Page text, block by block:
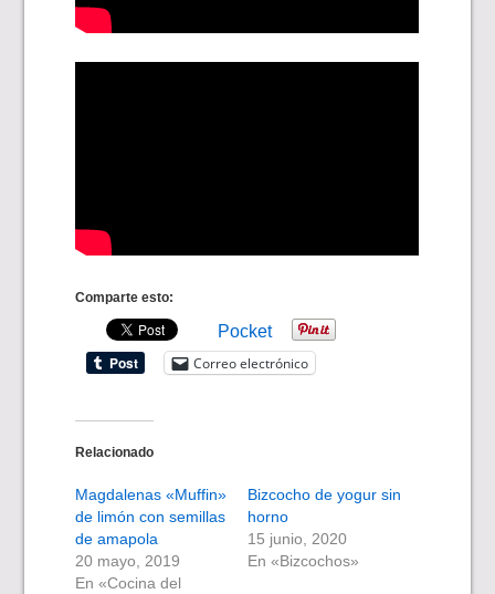
Comparte esto:
Pocket
Correo electrónico
Relacionado
Magdalenas «Muffin»
de limón con semillas
de amapola
20 mayo, 2019
En «Cocina del
Bizcocho de yogur sin
horno
15 junio, 2020
En «Bizcochos»